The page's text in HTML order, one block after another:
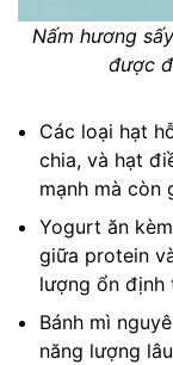
Nấm hương
được
Các loại hạt
chia, và hạt
mạnh mà còn
Yogurt ăn
giữa protein
lượng ổn định
Bánh mì
năng lượng